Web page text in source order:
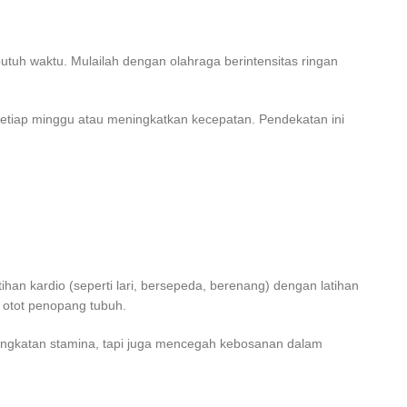
waktu. Mulailah dengan olahraga berintensitas ringan
minggu atau meningkatkan kecepatan. Pendekatan ini
kardio (seperti lari, bersepeda, berenang) dengan latihan
penopang tubuh.
stamina, tapi juga mencegah kebosanan dalam